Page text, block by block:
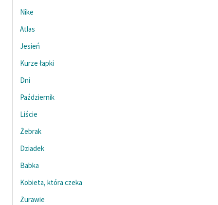
Nike
Atlas
Jesień
Kurze łapki
Dni
Październik
Liście
Żebrak
Dziadek
Babka
Kobieta, która czeka
Żurawie